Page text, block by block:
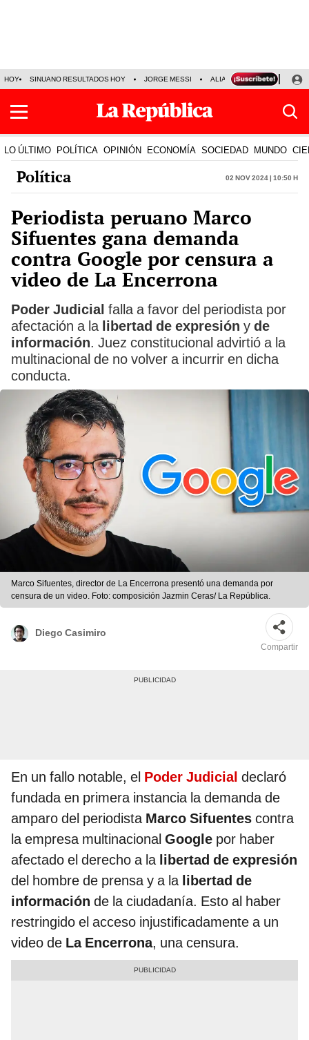
HOY SINUANO RESULTADOS HOY JORGE MESSI ALIANZA LIMA VS SPORT
LO ÚLTIMO POLÍTICA OPINIÓN ECONOMÍA SOCIEDAD MUNDO
Política 02 Nov 2024 | 10:50 h
Periodista peruano Marco
Sifuentes gana demanda
contra Google por censura a
video de La Encerrona
Poder Judicial falla a favor del periodista por
afectación a la libertad de expresión y de
información. Juez constitucional advirtió a la
multinacional de no volver a incurrir en dicha
conducta.
Marco Sifuentes, director de La Encerrona presentó una demanda por
censura de un video. Foto: composición Jazmin Ceras/ La República.
Diego Casimiro
Compartir
En un fallo notable, el Poder Judicial declaró
fundada en primera instancia la demanda de
amparo del periodista Marco Sifuentes contra
la empresa multinacional Google por haber
afectado el derecho a la libertad de expresión
del hombre de prensa y a la libertad de
información de la ciudadanía. Esto al haber
restringido el acceso injustificadamente a un
video de La Encerrona, una censura.